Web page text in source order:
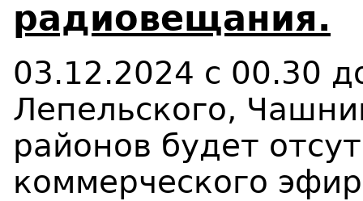
радиовещания.
03.12.2024 с 00.30
Лепельского,
районов будет
коммерческого